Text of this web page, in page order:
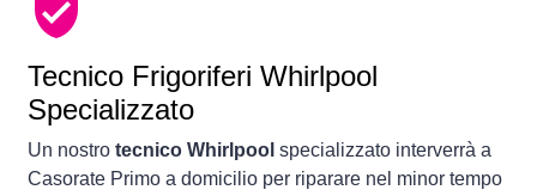
Tecnico Frigoriferi Whirlpool
Specializzato
Un nostro tecnico Whirlpool specializzato interverrà a
Casorate Primo a domicilio per riparare nel minor tempo